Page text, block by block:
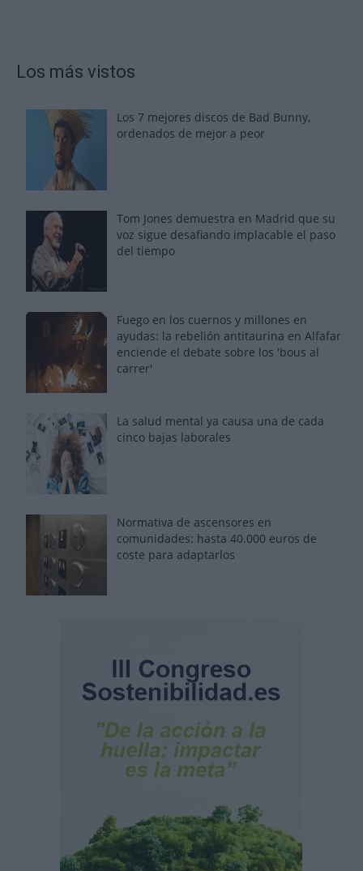
Los más vistos
Los 7 mejores discos de Bad Bunny,
ordenados de mejor a peor
Tom Jones demuestra en Madrid que su
voz sigue desafiando implacable el paso
del tiempo
Fuego en los cuernos y millones en
ayudas: la rebelión antitaurina en Alfafar
enciende el debate sobre los 'bous al
carrer'
La salud mental ya causa una de cada
cinco bajas laborales
Normativa de ascensores en
comunidades: hasta 40.000 euros de
coste para adaptarlos